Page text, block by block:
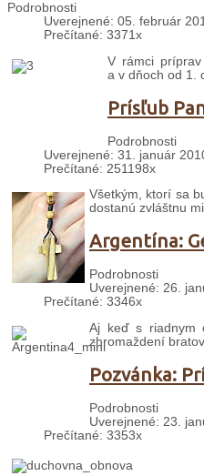
Podrobnosti
Uverejnené: 05. február
Prečítané: 3371x
V rámci
a v dňoch od 1.
Prísľub
Podrobnosti
Uverejnené: 31. január
Prečítané: 251198x
Všetkým, ktorí sa
dostanú zvláštnu
Argentína:
Podrobnosti
Uverejnené: 26.
Prečítané: 3346x
Aj keď s riadnym
zhromaždení
Pozvánka:
Podrobnosti
Uverejnené: 23.
Prečítané: 3353x